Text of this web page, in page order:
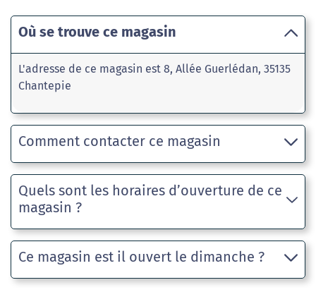
Où se trouve ce magasin
L'adresse de ce magasin est 8, Allée Guerlédan, 35135
Chantepie
Comment contacter ce magasin
Quels sont les horaires d’ouverture de ce
magasin ?
Ce magasin est il ouvert le dimanche ?